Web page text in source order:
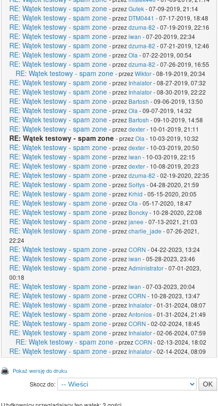
RE: Wątek testowy - spam zone - przezGutek- 07-09-2019, 21:14
RE: Wątek testowy - spam zone - przez DTM0441 - 07-17-2019, 18:48
RE: Wątek testowy - spam zone - przezdzuma-82 - 07-19-2019, 22:16
RE: Wątek testowy - spam zone - przeziwan - 07-20-2019, 22:34
RE: Wątek testowy - spam zone - przezdzuma-82 - 07-21-2019, 12:46
RE: Wątek testowy - spam zone - przezOla- 07-22-2019, 00:54
RE: Wątek testowy - spam zone - przezdzuma-82 - 07-26-2019, 16:55
RE: Wątek testowy - spam zone - przezWiktor- 08-19-2019, 20:34
RE: Wątek testowy - spam zone - przez Inhalator- 08-27-2019, 07:32
RE: Wątek testowy - spam zone - przez Inhalator- 08-30-2019, 22:22
RE: Wątek testowy - spam zone - przez Bartosh - 09-06-2019, 13:50
RE: Wątek testowy - spam zone - przezOla- 09-07-2019, 14:32
RE: Wątek testowy - spam zone - przez Bartosh - 09-10-2019, 14:58
RE: Wątek testowy - spam zone - przezdexter- 10-01-2019, 21:11
RE: Wątek testowy - spam zone - przezOla- 10-03-2019, 10:32
RE: Wątek testowy - spam zone - przezdexter- 10-03-2019, 20:50
RE: Wątek testowy - spam zone - przeziwan - 10-03-2019, 22:15
RE: Wątek testowy - spam zone - przezdexter- 10-08-2019, 20:23
RE: Wątek testowy - spam zone - przezdzuma-82 - 02-19-2020, 22:35
RE: Wątek testowy - spam zone - przezSołtys- 04-28-2020, 21:59
RE: Wątek testowy - spam zone - przez Krhid - 05-15-2020, 20:05
RE: Wątek testowy - spam zone - przezOla- 05-17-2020, 18:47
RE: Wątek testowy - spam zone - przez Boncky- 10-28-2020, 22:08
RE: Wątek testowy - spam zone - przezjanee - 07-13-2021, 21:03
RE: Wątek testowy - spam zone - przezcharlie_jade - 07-26-2021,
22:24
RE: Wątek testowy - spam zone - przezCORN - 04-22-2023, 13:24
RE: Wątek testowy - spam zone - przeziwan - 05-28-2023, 23:46
RE: Wątek testowy - spam zone - przezAdministrator- 07-01-2023,
00:18
RE: Wątek testowy - spam zone - przeziwan - 07-03-2023, 20:04
RE: Wątek testowy - spam zone - przezCORN - 10-28-2023, 13:47
RE: Wątek testowy - spam zone - przez Inhalator- 01-31-2024, 08:07
RE: Wątek testowy - spam zone - przezAntonios- 01-31-2024, 21:49
RE: Wątek testowy - spam zone - przezCORN - 02-02-2024, 18:45
RE: Wątek testowy - spam zone - przez Inhalator- 02-06-2024, 07:59
RE: Wątek testowy - spam zone - przezCORN - 02-13-2024, 18:02
RE: Wątek testowy - spam zone - przez Inhalator- 02-14-2024, 08:09
Pokaż wersję do druku
Skocz do: